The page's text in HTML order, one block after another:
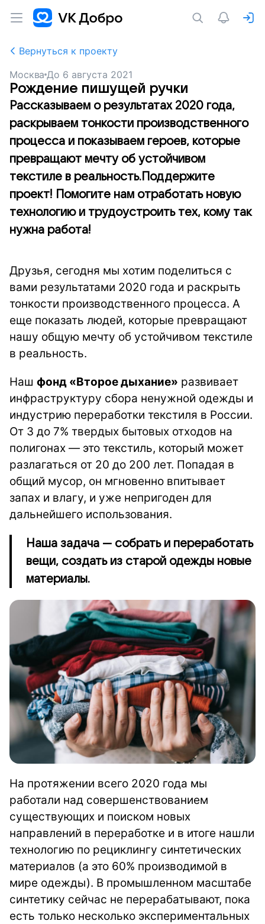
Вернуться к проекту
Москва До 6 августа 2021
Рождение пишущей ручки
Рассказываем о результатах 2020 года,
раскрываем тонкости производственного
процесса и показываем героев, которые
превращают мечту об устойчивом
текстиле в реальность.Поддержите
проект! Помогите нам отработать новую
технологию и трудоустроить тех, кому так
нужна работа!
Друзья, сегодня мы хотим поделиться с
вами результатами 2020 года и раскрыть
тонкости производственного процесса. А
еще показать людей, которые превращают
нашу общую мечту об устойчивом текстиле
в реальность.
Наш фонд «Второе дыхание» развивает
инфраструктуру сбора ненужной одежды и
индустрию переработки текстиля в России.
От 3 до 7% твердых бытовых отходов на
полигонах — это текстиль, который может
разлагаться от 20 до 200 лет. Попадая в
общий мусор, он мгновенно впитывает
запах и влагу, и уже непригоден для
дальнейшего использования.
Наша задача — собрать и переработать
вещи, создать из старой одежды новые
материалы.
На протяжении всего 2020 года мы
работали над совершенствованием
существующих и поиском новых
направлений в переработке и в итоге нашли
технологию по рециклингу синтетических
материалов (а это 60% производимой в
мире одежды). В промышленном масштабе
синтетику сейчас не перерабатывают, пока
есть только несколько экспериментальных